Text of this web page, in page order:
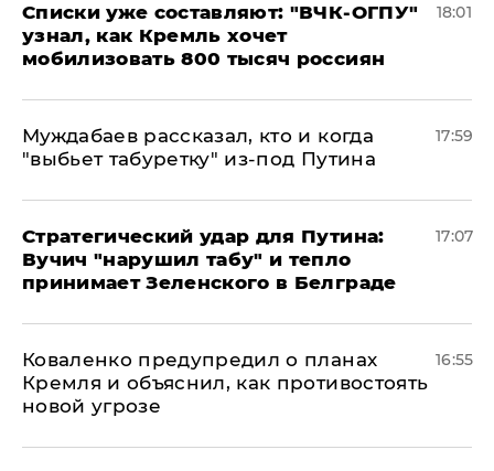
Списки уже составляют: "ВЧК-ОГПУ"
узнал, как Кремль хочет
мобилизовать 800 тысяч россиян
18:01
Муждабаев рассказал, кто и когда
"выбьет табуретку" из-под Путина
17:59
Стратегический удар для Путина:
Вучич "нарушил табу" и тепло
принимает Зеленского в Белграде
17:07
Коваленко предупредил о планах
Кремля и объяснил, как противостоять
новой угрозе
16:55